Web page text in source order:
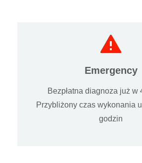
Emergency
Bezpłatna diagnoza już w
Przybliżony czas wykonania
godzin